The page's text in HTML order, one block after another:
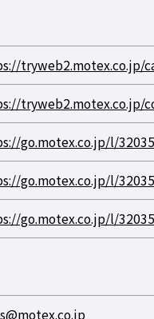
tryweb2.motex.co.jp/
tryweb2.motex.co.jp/
go.motex.co.jp/l/
go.motex.co.jp/l/
go.motex.co.jp/l/